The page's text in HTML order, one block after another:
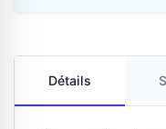
Détails